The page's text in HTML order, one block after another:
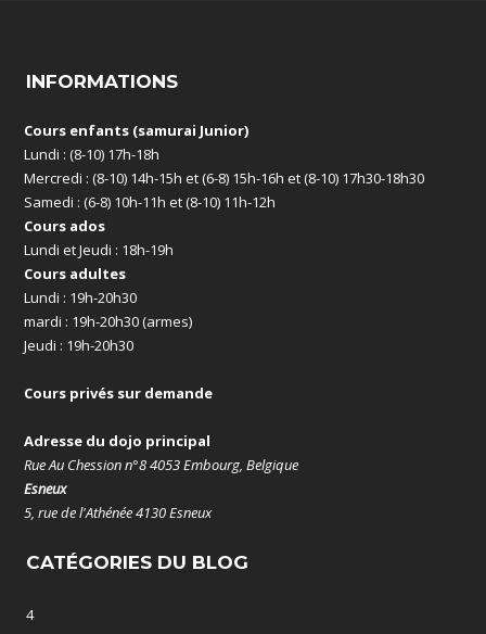
INFORMATIONS
Cours enfants (samurai Junior)
Lundi : (8-10) 17h-18h
Mercredi : (8-10) 14h-15h et (6-8) 15h-16h et (8-10) 17h30-18h30
Samedi : (6-8) 10h-11h et (8-10) 11h-12h
Cours ados
Lundi et Jeudi : 18h-19h
Cours adultes
Lundi : 19h-20h30
mardi : 19h-20h30 (armes)
Jeudi : 19h-20h30
Cours privés sur demande
Adresse du dojo principal
Rue Au Chession n°8 4053 Embourg, Belgique
Esneux
5, rue de l'Athénée 4130 Esneux
CATÉGORIES DU BLOG
4